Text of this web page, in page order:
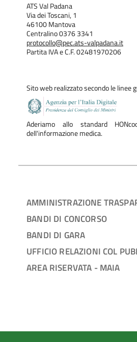
ATS Val Padana
Via dei Toscani, 1
46100 Mantova
Centralino 0376 3341
protocollo@pec.ats-valpadana.it
Partita IVA e C.F. 02481970206
Sito web realizzato secondo le linee
Aderiamo allo standard
dell'informazione medica.
AMMINISTRAZIONE
BANDI DI CONCORSO
BANDI DI GARA
UFFICIO RELAZIONI COL
AREA RISERVATA - MAIA